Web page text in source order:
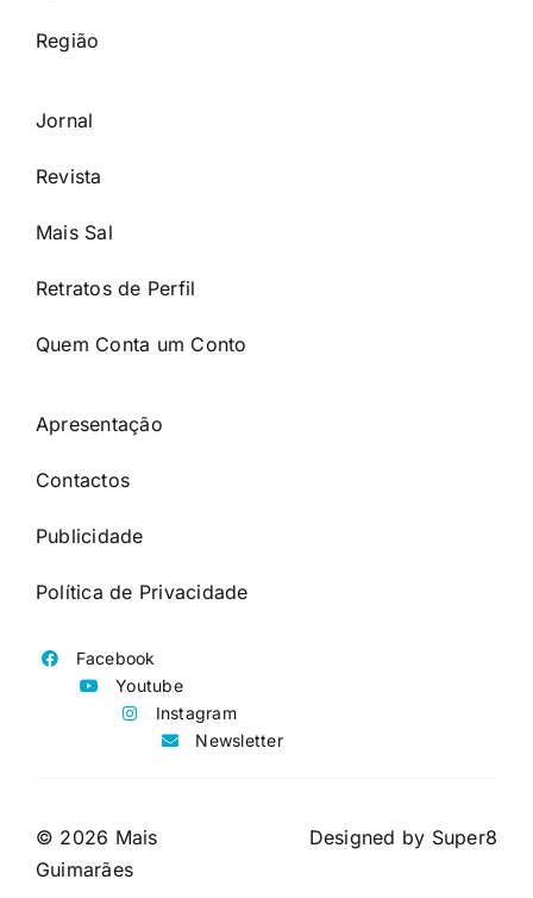
Região
Jornal
Revista
Mais Sal
Retratos de Perfil
Quem Conta um Conto
Apresentação
Contactos
Publicidade
Política de Privacidade
Facebook
Youtube
Instagram
Newsletter
© 2026 Mais
Guimarães
Designed by Super8